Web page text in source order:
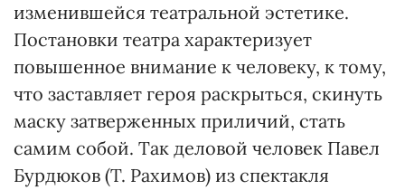
изменившейся театральной эстетике.
Постановки театра характеризует
повышенное внимание к человеку, к тому,
что заставляет героя раскрыться, скинуть
маску затверженных приличий, стать
самим собой. Так деловой человек Павел
Бурдюков (Т. Рахимов) из спектакля